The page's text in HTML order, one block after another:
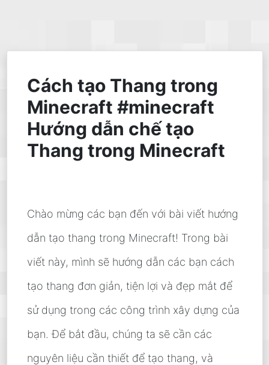
Cách tạo Thang trong
Minecraft #minecraft
Hướng dẫn chế tạo
Thang trong Minecraft
Chào mừng các bạn đến với bài viết hướng
dẫn tạo thang trong Minecraft! Trong bài
viết này, mình sẽ hướng dẫn các bạn cách
tạo thang đơn giản, tiện lợi và đẹp mắt để
sử dụng trong các công trình xây dựng của
bạn. Để bắt đầu, chúng ta sẽ cần các
nguyên liệu cần thiết để tạo thang, và